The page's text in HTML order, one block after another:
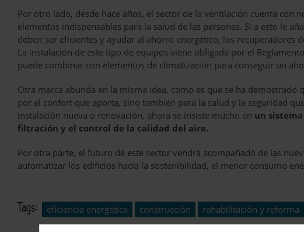
Por otro lado, desde hace años, el sector de la ventilación cuenta con
elementos indispensables para la salud de las personas. Si a esto le
deben ser eficientes y ayudar al ahorro energético, los recuperadores
La instalación de este tipo de equipos viene obligada por el
puede combinar con elementos de climatización para conseguir un
Otra marca abunda en la misma idea, como es que se ha
por el confort que aporta, sino también para la salud y la seguridad
instalación nueva o renovación, ahora se insiste mucho en un
filtración y el control de la calidad del aire.
Por otra parte, el futuro de este sector vendrá acompañado de las
automatizar los edificios hacia la sostenibilidad, el menor consumo
Tags: eficiencia energética construcción rehabilitación y reforma